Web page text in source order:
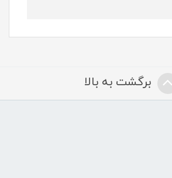
برگشت به بالا